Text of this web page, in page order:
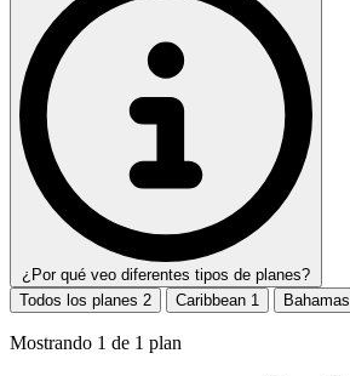
¿Por qué veo diferentes tipos de planes?
Todos los planes 2 Caribbean 1 Bahamas
Mostrando 1 de 1 plan